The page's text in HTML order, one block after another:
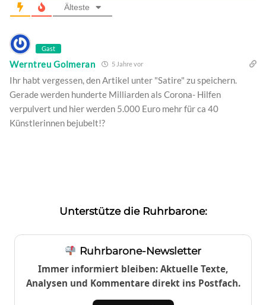
Älteste
Gast
Werntreu Golmeran 5 Jahre vor
Ihr habt vergessen, den Artikel unter "Satire" zu speichern.
Gerade werden hunderte Milliarden als Corona- Hilfen
verpulvert und hier werden 5.000 Euro mehr für ca 40
Künstlerinnen bejubelt!?
Unterstütze die Ruhrbarone:
Ruhrbarone-Newsletter
Immer informiert bleiben: Aktuelle Texte,
Analysen und Kommentare direkt ins Postfach.